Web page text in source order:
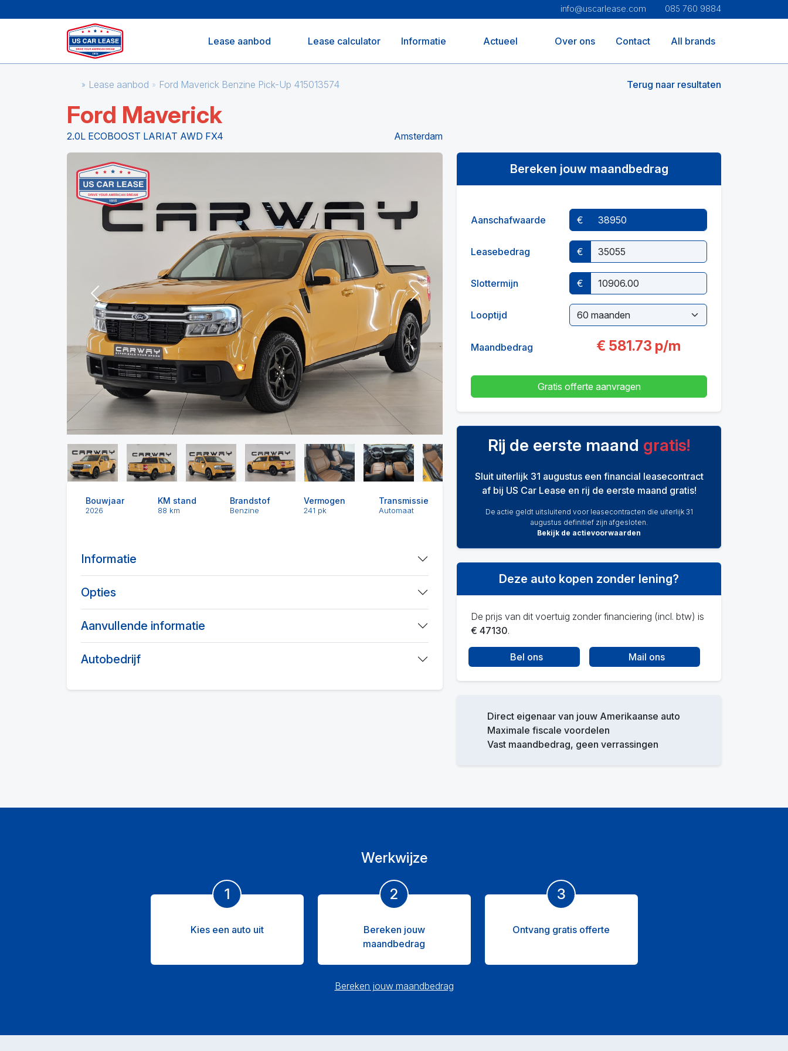
info@uscarlease.com 085 760 9884
Lease aanbod Lease calculator Informatie Actueel Over ons Contact All brands
Lease aanbod Ford Maverick Benzine Pick-Up 415013574 Terug naar resultaten
Ford Maverick
2.0L ECOBOOST LARIAT AWD FX4 Amsterdam
Previous Next
Bouwjaar
2026
KM stand
88 km
Brandstof
Benzine
Vermogen
241 pk
Transmissie
Automaat
Informatie
Opties
Aanvullende informatie
Autobedrijf
Bereken jouw maandbedrag
Aanschafwaarde €
Leasebedrag €
Slottermijn €
Looptijd
Maandbedrag € 581.73 p/m
Gratis offerte aanvragen
Rij de eerste maand gratis!
Sluit uiterlijk 31 augustus een financial leasecontract
af bij US Car Lease en rij de eerste maand gratis!
De actie geldt uitsluitend voor leasecontracten die uiterlijk 31
augustus definitief zijn afgesloten.
Bekijk de actievoorwaarden
Deze auto kopen zonder lening?
De prijs van dit voertuig zonder financiering (incl. btw) is
€ 47130.
Bel ons Mail ons
Direct eigenaar van jouw Amerikaanse auto
Maximale fiscale voordelen
Vast maandbedrag, geen verrassingen
Werkwijze
1
Kies een auto uit
2
Bereken jouw
maandbedrag
3
Ontvang gratis offerte
Bereken jouw maandbedrag